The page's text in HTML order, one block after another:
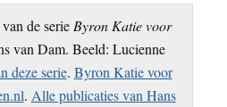
de serie Byron Katie voor
van Dam. Beeld: Lucienne
deze serie. Byron Katie voor
. Alle publicaties van Hans